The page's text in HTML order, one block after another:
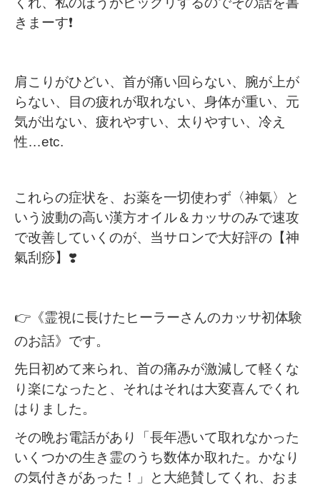
きまーす❗️
肩こりがひどい、首が痛い回らない、腕が上が
らない、目の疲れが取れない、身体が重い、元
気が出ない、疲れやすい、太りやすい、冷え
性…etc.
これらの症状を、お薬を一切使わず〈神氣〉と
いう波動の高い漢方オイル＆カッサのみで速攻
で改善していくのが、当サロンで大好評の【神
氣刮痧】 ❣️
👉 《霊視に長けたヒーラーさんのカッサ初体験
のお話》です。
先日初めて来られ、首の痛みが激減して軽くな
り楽になったと、それはそれは大変喜んでくれ
はりました。
その晩お電話があり「長年憑いて取れなかった
いくつかの生き霊のうち数体か取れた。かなり
の気付きがあった！」と大絶賛してくれ、おま